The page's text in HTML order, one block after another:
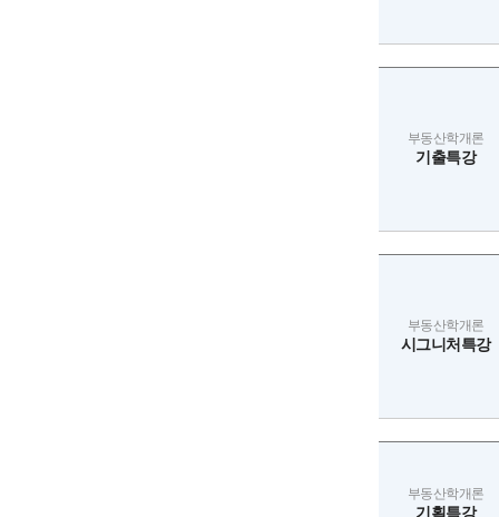
부동산학개론
기출특강
부동산학개론
시그니처특강
부동산학개론
기획특강